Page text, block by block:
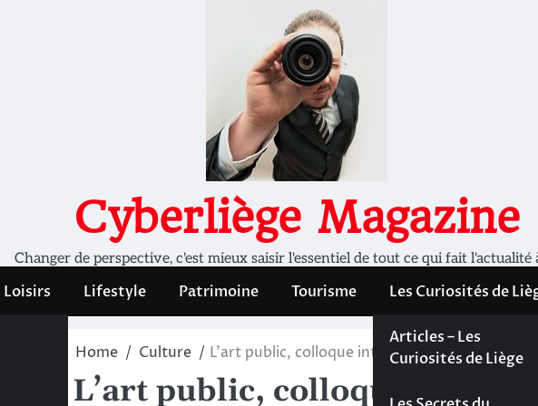
Cyberliège Magazine
Changer de perspective, c'est mieux saisir l'essentiel de tout ce qui fait l'actualité
Loisirs Lifestyle Patrimoine Tourisme Les Curiosités de
Les Curiosités de
Liège
Articles – Les
Curiosités de Liège
Home Culture L’art public, colloque international à
L’art public, colloque